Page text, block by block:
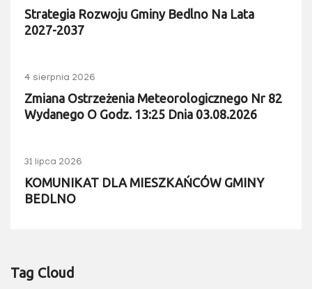
Strategia Rozwoju Gminy Bedlno Na Lata
2027-2037
4 sierpnia 2026
Zmiana Ostrzeżenia Meteorologicznego Nr 82
Wydanego O Godz. 13:25 Dnia 03.08.2026
31 lipca 2026
KOMUNIKAT DLA MIESZKAŃCÓW GMINY
BEDLNO
Tag Cloud